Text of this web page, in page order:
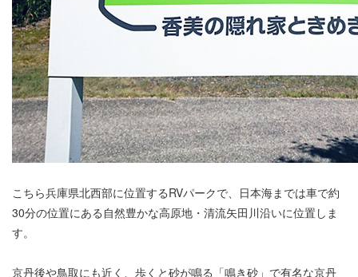
こちら兵庫県北西部に位置するRVパークで、日本海までは車で約
30分の位置にある自然豊かな高原地・清流矢田川沿いに位置しま
す。
京丹後や鳥取にも近く、歩くと砂が鳴る「鳴き砂」で有名な京丹